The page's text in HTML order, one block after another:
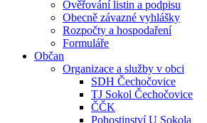
Ověřování listin a podpisu
Obecně závazné vyhlášky
Rozpočty a hospodaření
Formuláře
Občan
Organizace a služby v obci
SDH Čechočovice
TJ Sokol Čechočovice
ČČK
Pohostinství U Sokola